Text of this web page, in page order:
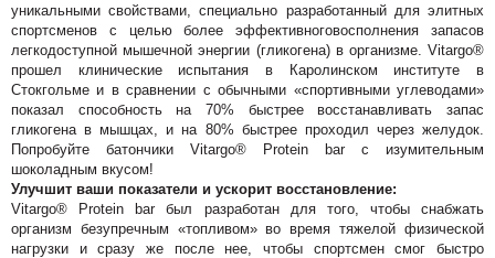
уникальными свойствами, специально разработанный для элитных
спортсменов с целью более эффективноговосполнения запасов
легкодоступной мышечной энергии (гликогена) в организме. Vitargo®
прошел клинические испытания в Каролинском институте в
Стокгольме и в сравнении с обычными «спортивными углеводами»
показал способность на 70% быстрее восстанавливать запас
гликогена в мышцах, и на 80% быстрее проходил через желудок.
Попробуйте батончики Vitargo® Protein bar
с изумительным
шоколадным вкусом!
Улучшит ваши показатели и ускорит восстановление:
Vitargo® Protein bar был разработан для того, чтобы снабжать
организм безупречным «топливом» во время тяжелой физической
нагрузки и сразу же после нее, чтобы спортсмен смог быстро